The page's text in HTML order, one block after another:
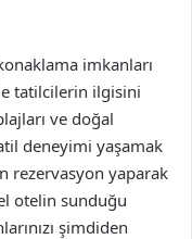
imkanları
tatilcilerin ilgisini
ve doğal
deneyimi yaşamak
rezervasyon yaparak
otelin sunduğu
şimdiden